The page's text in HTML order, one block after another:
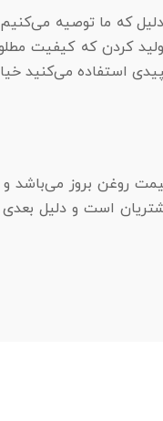
که ما توصیه
کردن که کیفیت
استفاده می‌کنید
به روغن ۴ لیتری آن می‌باشد. از همین
است و دلیل